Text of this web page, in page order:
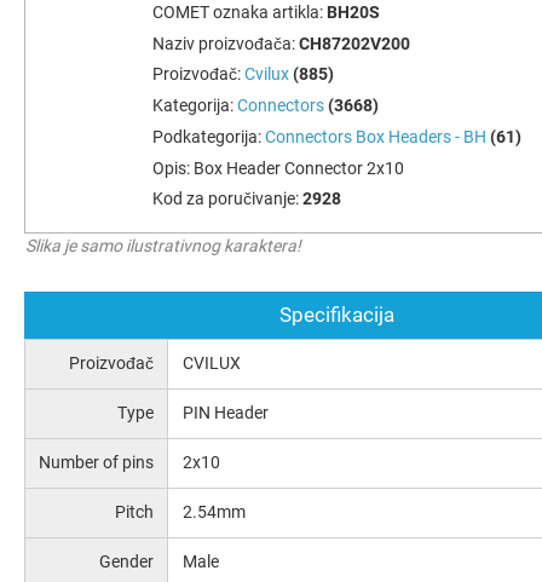
COMET oznaka artikla: BH20S
Naziv proizvođača:CH87202V200
Proizvođač:Cvilux (885)
Kategorija:Connectors (3668)
Podkategorija:Connectors Box Headers - BH (61)
Opis: Box Header Connector 2х10
Kod za poručivanje:2928
Slika je samo ilustrativnog karaktera!
Specifikacija
Proizvođač CVILUX
Type PIN Header
Number of pins 2x10
Pitch 2.54mm
Gender Male